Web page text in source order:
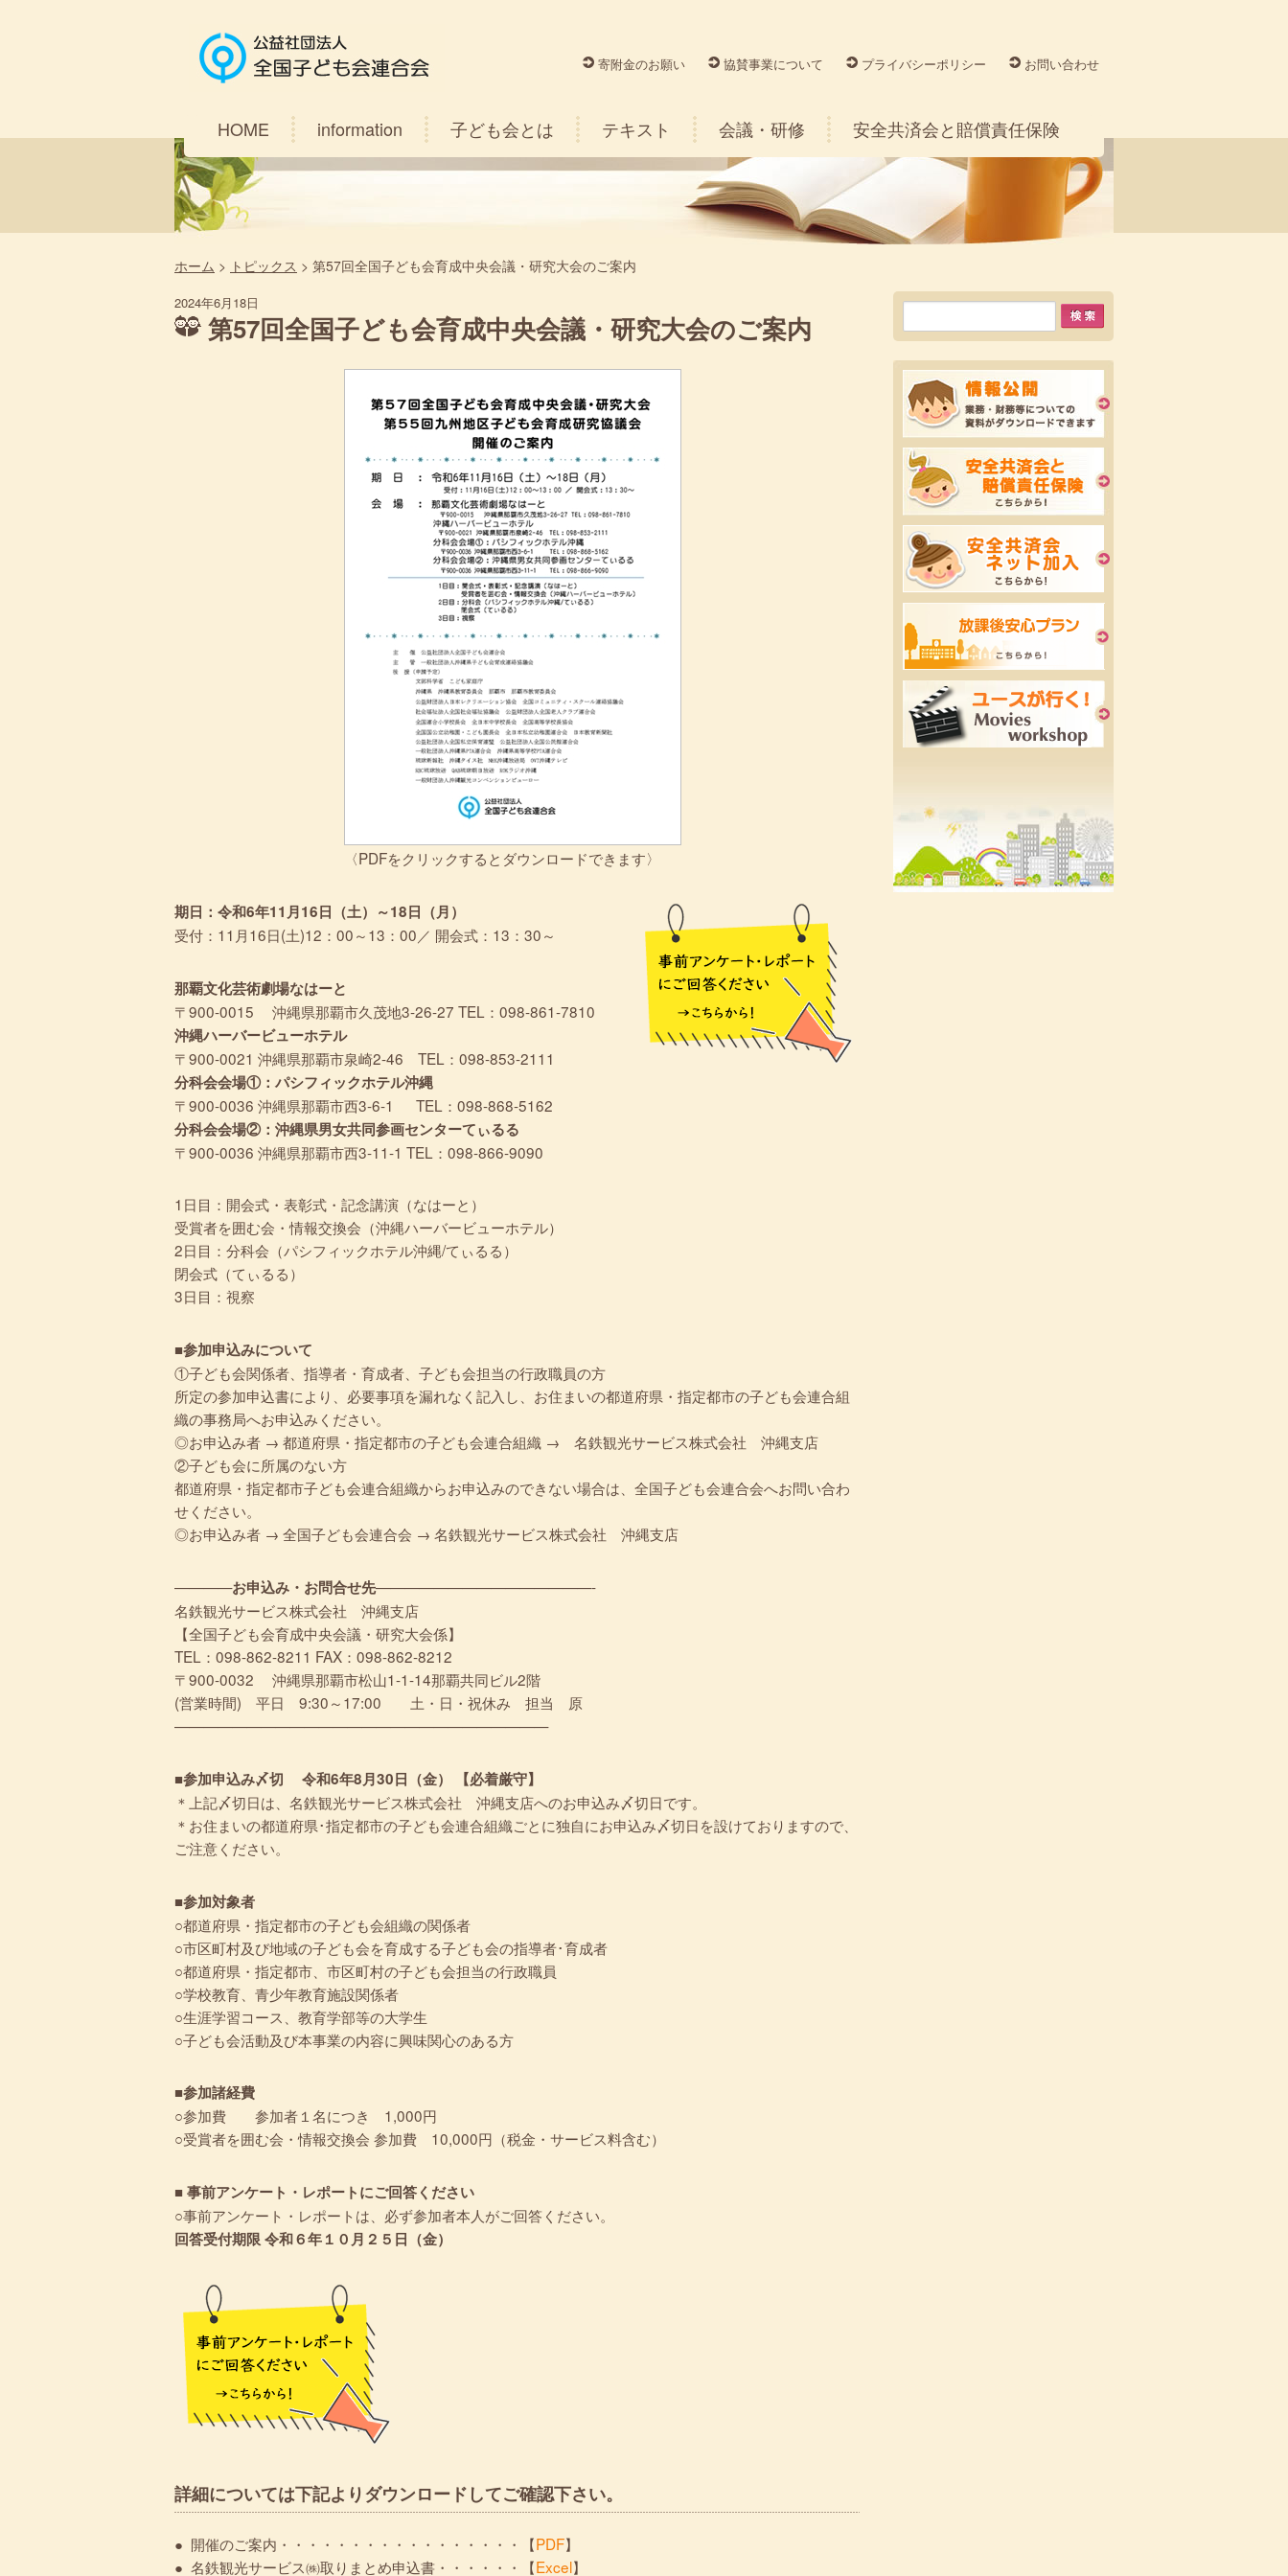
寄附金のお願い 協賛事業について プライバシーポリシー お問い合わせ
HOME information 子ども会とは テキスト 会議・研修 安全共済会と賠償責任保険
ホーム > トピックス > 第57回全国子ども会育成中央会議・研究大会のご案内
2024年6月18日
第57回全国子ども会育成中央会議・研究大会のご案内
〈PDFをクリックするとダウンロードできます〉
期日：令和6年11月16日（土）～18日（月）
受付：11月16日(土)12：00～13：00／ 開会式：13：30～
那覇文化芸術劇場なはーと
〒900-0015 沖縄県那覇市久茂地3-26-27 TEL：098-861-7810
沖縄ハーバービューホテル
〒900-0021 沖縄県那覇市泉崎2-46 TEL：098-853-2111
分科会会場①：パシフィックホテル沖縄
〒900-0036 沖縄県那覇市西3-6-1 TEL：098-868-5162
分科会会場②：沖縄県男女共同参画センターてぃるる
〒900-0036 沖縄県那覇市西3-11-1 TEL：098-866-9090
1日目：開会式・表彰式・記念講演（なはーと）
受賞者を囲む会・情報交換会（沖縄ハーバービューホテル）
2日目：分科会（パシフィックホテル沖縄/てぃるる）
閉会式（てぃるる）
3日目：視察
■参加申込みについて
①子ども会関係者、指導者・育成者、子ども会担当の行政職員の方
所定の参加申込書により、必要事項を漏れなく記入し、お住まいの都道府県・指定都市の子ども会連合組
織の事務局へお申込みください。
◎お申込み者 → 都道府県・指定都市の子ども会連合組織 → 名鉄観光サービス株式会社 沖縄支店
②子ども会に所属のない方
都道府県・指定都市子ども会連合組織からお申込みのできない場合は、全国子ども会連合会へお問い合わ
せください。
◎お申込み者 → 全国子ども会連合会 → 名鉄観光サービス株式会社 沖縄支店
————お申込み・お問合せ先———————————————-
名鉄観光サービス株式会社 沖縄支店
【全国子ども会育成中央会議・研究大会係】
TEL：098-862-8211 FAX：098-862-8212
〒900-0032 沖縄県那覇市松山1-1-14那覇共同ビル2階
(営業時間) 平日 9:30～17:00 土・日・祝休み 担当 原
——————————————————————————
■参加申込み〆切 令和6年8月30日（金） 【必着厳守】
＊上記〆切日は、名鉄観光サービス株式会社 沖縄支店へのお申込み〆切日です。
＊お住まいの都道府県･指定都市の子ども会連合組織ごとに独自にお申込み〆切日を設けておりますので、
ご注意ください。
■参加対象者
○都道府県・指定都市の子ども会組織の関係者
○市区町村及び地域の子ども会を育成する子ども会の指導者･育成者
○都道府県・指定都市、市区町村の子ども会担当の行政職員
○学校教育、青少年教育施設関係者
○生涯学習コース、教育学部等の大学生
○子ども会活動及び本事業の内容に興味関心のある方
■参加諸経費
○参加費 参加者１名につき 1,000円
○受賞者を囲む会・情報交換会 参加費 10,000円（税金・サービス料含む）
■ 事前アンケート・レポートにご回答ください
○事前アンケート・レポートは、必ず参加者本人がご回答ください。
回答受付期限 令和６年１０月２５日（金）
詳細については下記よりダウンロードしてご確認下さい。
● 開催のご案内・・・・・・・・・・・・・・・・・【PDF】
● 名鉄観光サービス㈱取りまとめ申込書・・・・・・【Excel】